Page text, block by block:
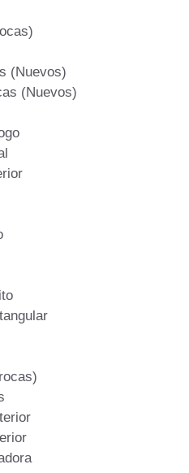
(Nuevos)
(Nuevos)